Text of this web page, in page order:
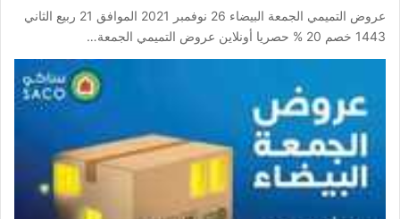
عروض التميمي الجمعة البيضاء 26 نوفمبر 2021 الموافق 21 ربيع الثاني
1443 خصم 20 % حصريا أونلاين عروض التميمي الجمعة…